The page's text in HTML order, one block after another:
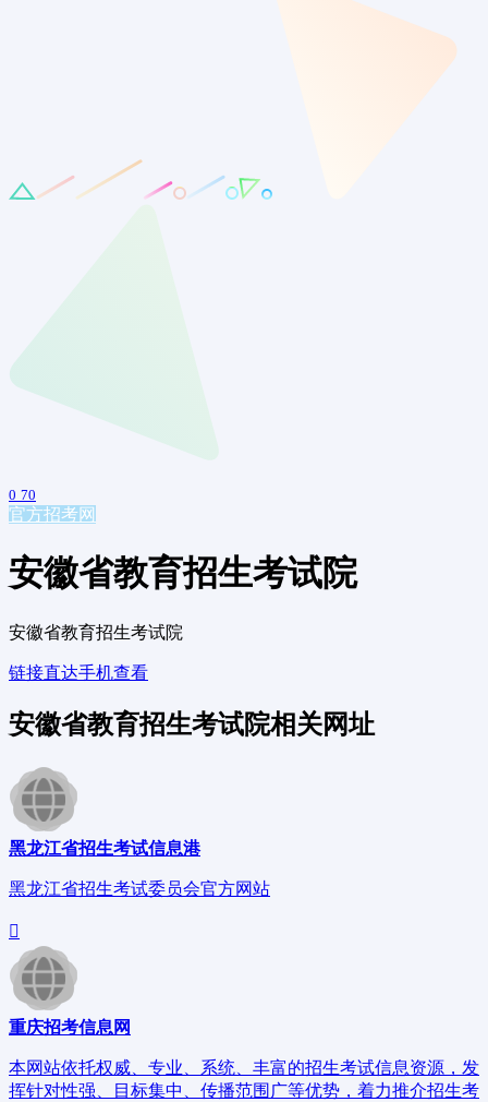
0 70
官方招考网
安徽省教育招生考试院
安徽省教育招生考试院
链接直达手机查看
安徽省教育招生考试院相关网址
黑龙江省招生考试信息港
黑龙江省招生考试委员会官方网站
重庆招考信息网
本网站依托权威、专业、系统、丰富的招生考试信息资源，发
挥针对性强、目标集中、传播范围广等优势，着力推介招生考